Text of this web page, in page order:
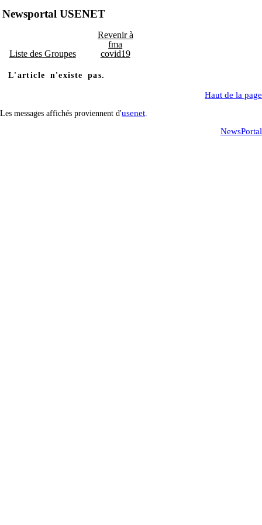
Newsportal USENET
Liste des Groupes
Revenir à
fma
covid19
L'article n'existe pas.
Haut de la page
Les messages affichés proviennent d'usenet
NewsPortal